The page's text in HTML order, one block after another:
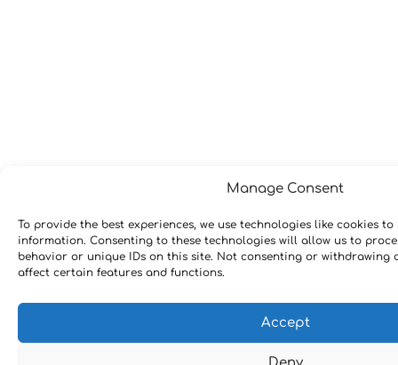
Manage Consent
To provide the best experiences, we use technologies like cookies
information. Consenting to these technologies will allow us to
behavior or unique IDs on this site. Not consenting or withdrawing
affect certain features and functions.
Accept